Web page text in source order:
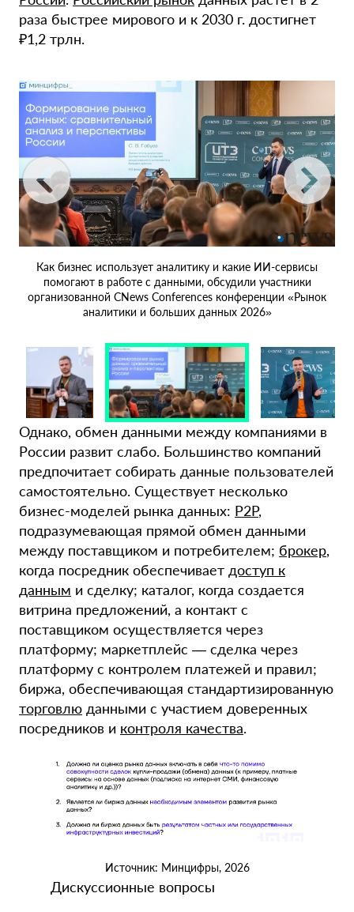
раза быстрее мирового и к 2030 г. достигнет
₽1,2 трлн.
Как бизнес использует аналитику и какие ИИ-сервисы
помогают в работе с данными, обсудили участники
организованной CNews Conferences конференции «Рынок
аналитики и больших данных 2026»
Однако, обмен данными между компаниями в
России развит слабо. Большинство компаний
предпочитает собирать данные пользователей
самостоятельно. Существует несколько
бизнес-моделей рынка данных: P2P,
подразумевающая прямой обмен данными
между поставщиком и потребителем; брокер,
когда посредник обеспечивает доступ к
данным и сделку; каталог, когда создается
витрина предложений, а контакт с
поставщиком осуществляется через
платформу; маркетплейс — сделка через
платформу с контролем платежей и правил;
биржа, обеспечивающая стандартизированную
торговлю данными с участием доверенных
посредников и контроля качества.
Источник: Минцифры, 2026
Дискуссионные вопросы